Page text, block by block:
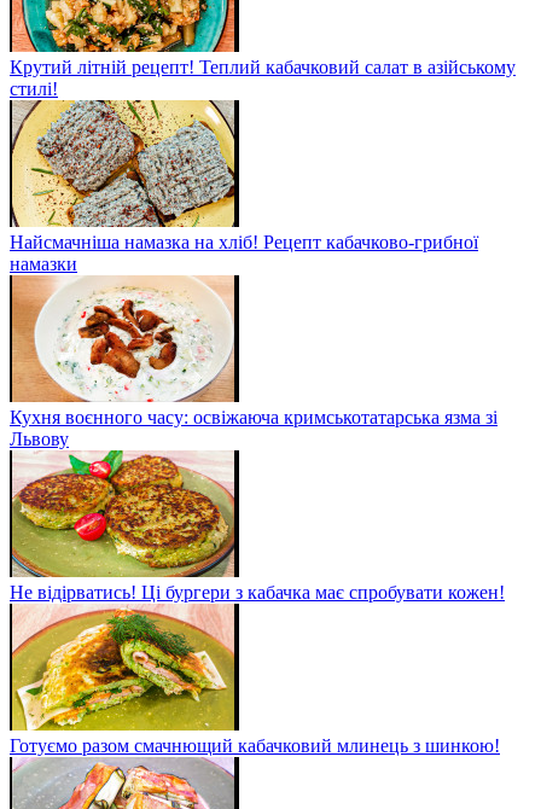
Крутий літній рецепт! Теплий кабачковий салат в азійському
стилі!
Найсмачніша намазка на хліб! Рецепт кабачково-грибної
намазки
Кухня воєнного часу: освіжаюча кримськотатарська язма зі
Львову
Не відірватись! Ці бургери з кабачка має спробувати кожен!
Готуємо разом смачнющий кабачковий млинець з шинкою!